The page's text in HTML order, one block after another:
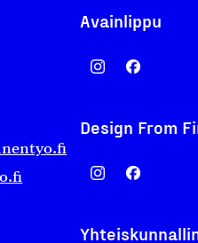
Avainlippu
Design From